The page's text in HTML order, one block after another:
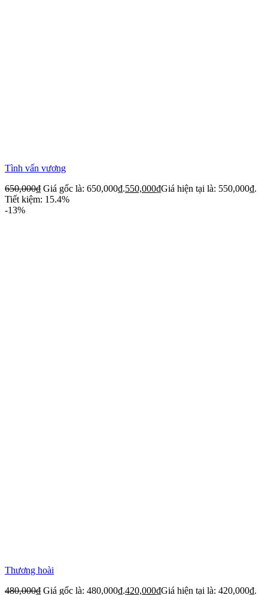
Tình vấn vương
650,000₫ Giá gốc là: 650,000₫.550,000₫Giá hiện tại là: 550,000₫.
Tiết kiệm: 15.4%
-13%
Thương hoài
480,000₫ Giá gốc là: 480,000₫.420,000₫Giá hiện tại là: 420,000₫.